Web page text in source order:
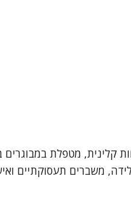
קלינית, מטפלת
משברים תעסוקתיים